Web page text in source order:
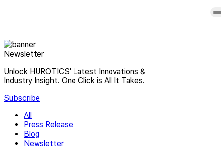
History
Core
Research &
Clinical
achievements
Partners
Office
User
Manuals
NEWSROOM
Newsletter
Unlock HUROTICS' Latest Innovations &
Industry Insight. One Click is All It Takes.
Subscribe
All
Press Release
Blog
Newsletter